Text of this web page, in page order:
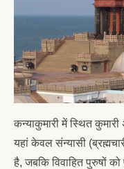
कन्याकुमारी में स्थित कुमारी
यहां केवल संन्यासी
है, जबकि विवाहित पुरुषों